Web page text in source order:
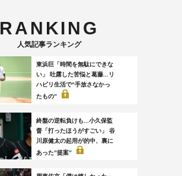
RANKING
人気記事ランキング
東浜巨「時間を無駄にできな
い」 吐露した苦悩と葛藤...リ
ハビリ生活で“手放さなかっ
たもの”
終盤の逆転負けも...小久保監
督「打ったほうがすごい」 谷
川原健太の起用が的中、裏に
あった”提案”